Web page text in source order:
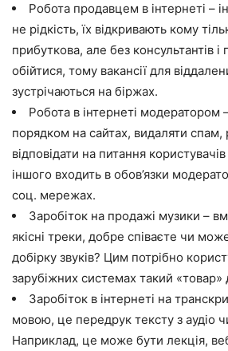
Робота продавцем в інтернеті –
не рідкість, їх відкривають кому
прибуткова, але без консультантів і
обійтися, тому вакансії для
зустрічаються на біржах.
Робота в інтернеті модератором
порядком на сайтах, видаляти спам,
відповідати на питання
іншого входить в обов’язки
соц. мережах.
Заробіток на продажі музики –
якісні треки, добре співаєте чи
добірку звуків? Цим потрібно
зарубіжних системах такий
Заробіток в інтернеті на
мовою, це передрук тексту з аудіо
Наприклад, це може бути лекція,